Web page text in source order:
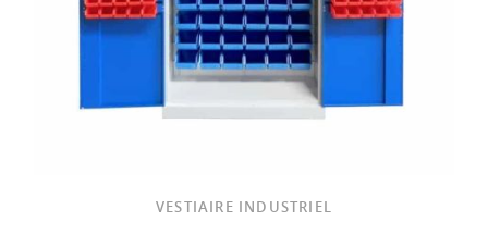
VESTIAIRE INDUSTRIEL